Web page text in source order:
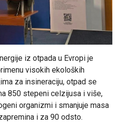
iz otpada u Evropi je
visokih ekoloških
za insineraciju, otpad se
850 stepeni celzijusa i više,
organizmi i smanjuje masa
i za 90 odsto.